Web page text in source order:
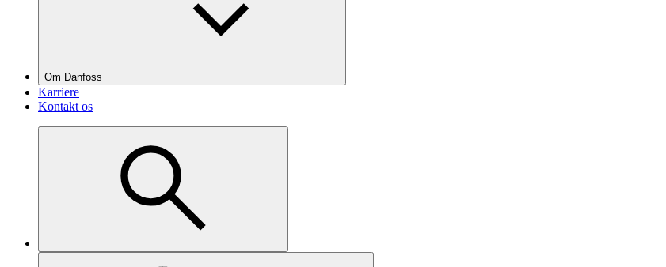
Om Danfoss
Karriere
Kontakt os